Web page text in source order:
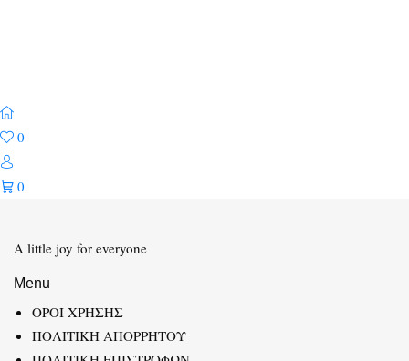
0
0
A little joy for everyone
Menu
ΟΡΟΙ ΧΡΗΣΗΣ
ΠΟΛΙΤΙΚΗ ΑΠΟΡΡΗΤΟΥ